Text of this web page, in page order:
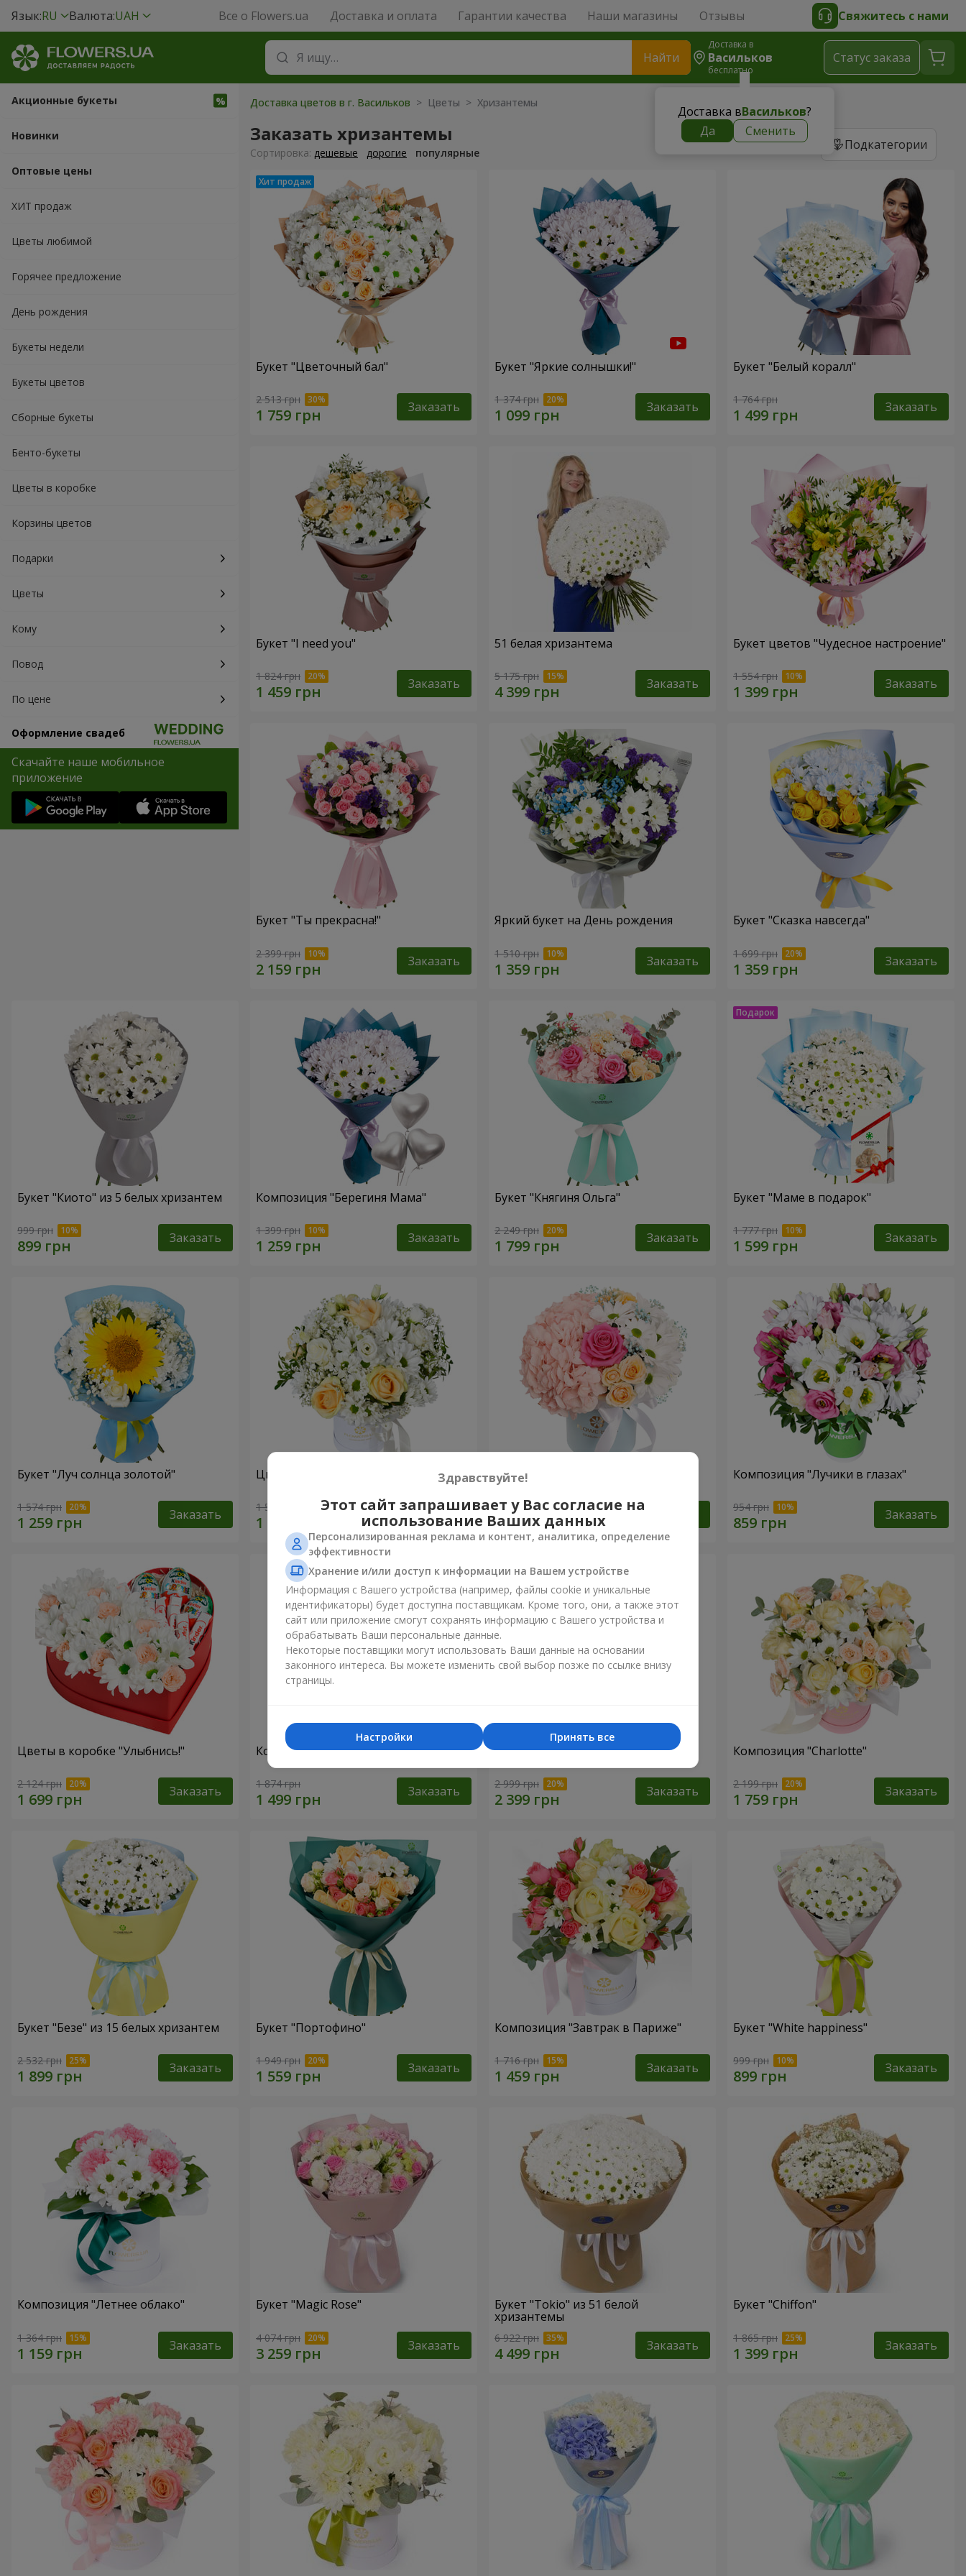
Язык:RU Валюта:UAH Все о Flowers.ua Доставка и оплата Гарантии качества Наши магазины Отзывы Свяжитесь с нами
Найти
Доставка в
Васильков
бесплатно
Доставка вВасильков?
Да
Сменить
Cтатус заказа
Акционные букеты
Новинки
Оптовые цены
ХИТ продаж
Цветы любимой
Горячее предложение
День рождения
Букеты недели
Букеты цветов
Сборные букеты
Бенто-букеты
Цветы в коробке
Корзины цветов
Подарки
Цветы
Кому
Повод
По цене
Оформление свадеб
Скачайте наше мобильное
приложение
Доставка цветов в г. Васильков > Цветы > Хризантемы
Заказать хризантемы Подкатегории
Cортировка: дешевые дорогие популярные
Букет "Цветочный бал"
2 513 грн Заказать
Букет "Яркие солнышки!"
1 374 грн Заказать
Букет "Белый коралл"
1 764 грн Заказать
Букет "I need you"
1 824 грн Заказать
51 белая хризантема
5 175 грн Заказать
Букет цветов "Чудесное настроение"
1 554 грн Заказать
Букет "Ты прекрасна!"
2 399 грн Заказать
Яркий букет на День рождения
1 510 грн Заказать
Букет "Сказка навсегда"
1 699 грн Заказать
Букет "Киото" из 5 белых хризантем
999 грн Заказать
Композиция "Берегиня Мама"
1 399 грн Заказать
Букет "Княгиня Ольга"
2 249 грн Заказать
Букет "Маме в подарок"
1 777 грн Заказать
Букет "Луч солнца золотой"
1 574 грн Заказать
Цветы в коробке "Белый шелк"
1 599 грн Заказать
Цветы в коробке "Счастья не
избежать"
1 599 грн
Композиция "Лучики в глазах"
954 грн Заказать
Цветы в коробке "Улыбнись!"
2 124 грн Заказать
Корзина "Ангелочек"
1 874 грн Заказать
Корзина "Влюбленный сад"
2 999 грн Заказать
Композиция "Charlotte"
2 199 грн Заказать
Букет "Безе" из 15 белых хризантем
2 532 грн Заказать
Букет "Портофино"
1 949 грн Заказать
Композиция "Завтрак в Париже"
1 716 грн Заказать
Букет "White happiness"
999 грн Заказать
Композиция "Летнее облако"
1 364 грн Заказать
Букет "Magic Rose"
4 074 грн Заказать
Букет "Tokio" из 51 белой
хризантемы
6 922 грн Заказать
Букет "Chiffon"
1 865 грн Заказать
Здравствуйте!
Этот сайт запрашивает у Вас согласие на
использование Ваших данных
Персонализированная реклама и контент, аналитика, определение
эффективности
Хранение и/или доступ к информации на Вашем устройстве
Информация с Вашего устройства (например, файлы cookie и уникальные
идентификаторы) будет доступна поставщикам. Кроме того, они, а также этот
сайт или приложение смогут сохранять информацию с Вашего устройства и
обрабатывать Ваши персональные данные.
Некоторые поставщики могут использовать Ваши данные на основании
законного интереса. Вы можете изменить свой выбор позже по ссылке внизу
страницы.
Принять все
Настройки